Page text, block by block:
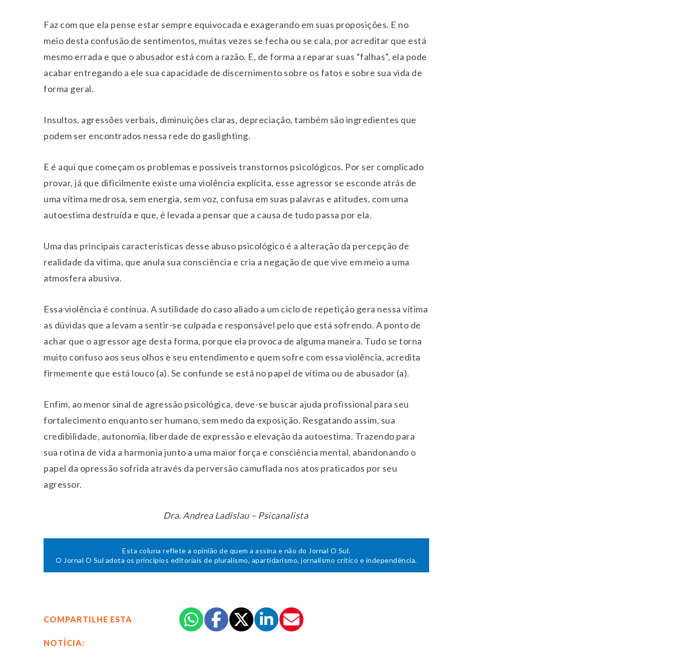
Faz com que ela pense estar sempre equivocada e exagerando em suas proposições. E no
meio desta confusão de sentimentos, muitas vezes se fecha ou se cala, por acreditar que está
mesmo errada e que o abusador está com a razão. E, de forma a reparar suas “falhas”, ela pode
acabar entregando a ele sua capacidade de discernimento sobre os fatos e sobre sua vida de
forma geral.
Insultos, agressões verbais, diminuições claras, depreciação, também são ingredientes que
podem ser encontrados nessa rede do gaslighting.
E é aqui que começam os problemas e possíveis transtornos psicológicos. Por ser complicado
provar, já que dificilmente existe uma violência explícita, esse agressor se esconde atrás de
uma vítima medrosa, sem energia, sem voz, confusa em suas palavras e atitudes, com uma
autoestima destruída e que, é levada a pensar que a causa de tudo passa por ela.
Uma das principais características desse abuso psicológico é a alteração da percepção de
realidade da vítima, que anula sua consciência e cria a negação de que vive em meio a uma
atmosfera abusiva.
Essa violência é contínua. A sutilidade do caso aliado a um ciclo de repetição gera nessa vítima
as dúvidas que a levam a sentir-se culpada e responsável pelo que está sofrendo. A ponto de
achar que o agressor age desta forma, porque ela provoca de alguma maneira. Tudo se torna
muito confuso aos seus olhos e seu entendimento e quem sofre com essa violência, acredita
firmemente que está louco (a). Se confunde se está no papel de vítima ou de abusador (a).
Enfim, ao menor sinal de agressão psicológica, deve-se buscar ajuda profissional para seu
fortalecimento enquanto ser humano, sem medo da exposição. Resgatando assim, sua
credibilidade, autonomia, liberdade de expressão e elevação da autoestima. Trazendo para
sua rotina de vida a harmonia junto a uma maior força e consciência mental, abandonando o
papel da opressão sofrida através da perversão camuflada nos atos praticados por seu
agressor.
Dra. Andrea Ladislau – Psicanalista
Esta coluna reflete a opinião de quem a assina e não do Jornal O Sul.
O Jornal O Sul adota os princípios editoriais de pluralismo, apartidarismo, jornalismo crítico e independência.
COMPARTILHE ESTA
NOTÍCIA: